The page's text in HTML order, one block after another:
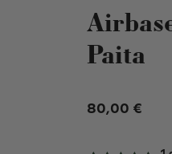
Paita
80,00 €